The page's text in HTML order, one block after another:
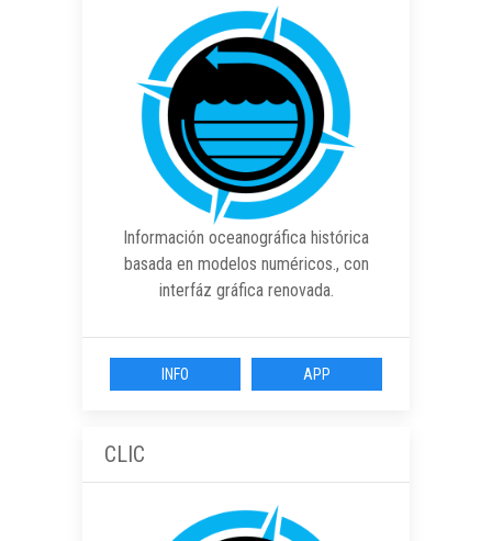
Información oceanográfica histórica
basada en modelos numéricos., con
interfáz gráfica renovada.
INFO APP
CLIC